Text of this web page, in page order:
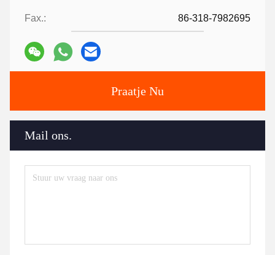
Fax.: 86-318-7982695
Praatje Nu
Mail ons.